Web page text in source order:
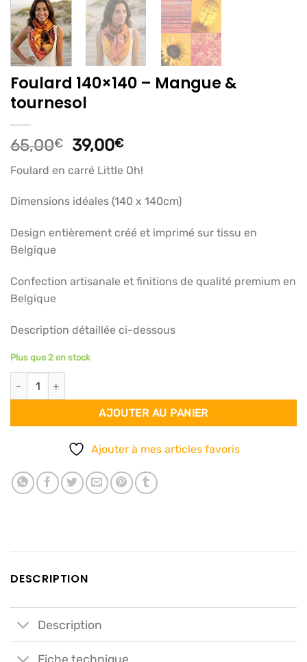
Foulard 140×140 – Mangue &
tournesol
65,00€
Le
initial
était :
65,00€.
39,00€Le
actuel
est :
39,00€.
Foulard en carré Little Oh!
Dimensions idéales (140 x 140cm)
Design entièrement créé et imprimé sur tissu en
Belgique
Confection artisanale et finitions de qualité premium en
Belgique
Description détaillée ci-dessous
Plus que 2 en stock
quantité de Foulard 140x140 - Mangue & tournesol
AJOUTER AU PANIER
Ajouter à mes articles favoris
DESCRIPTION
Description
Fiche technique